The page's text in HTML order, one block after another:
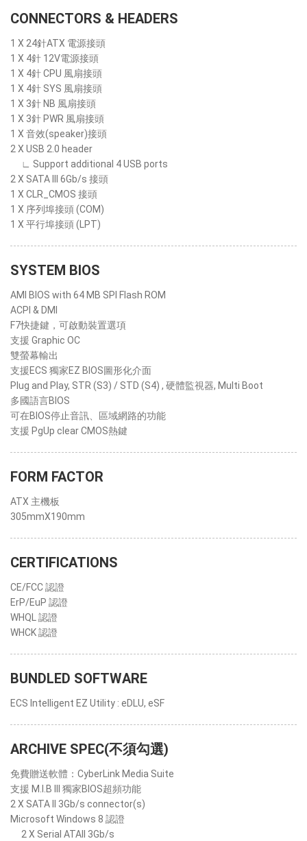
CONNECTORS & HEADERS
1 X 24針ATX 電源接頭
1 X 4針 12V電源接頭
1 X 4針 CPU 風扇接頭
1 X 4針 SYS 風扇接頭
1 X 3針 NB 風扇接頭
1 X 3針 PWR 風扇接頭
1 X 音效(speaker)接頭
2 X USB 2.0 header
∟ Support additional 4 USB ports
2 X SATA III 6Gb/s 接頭
1 X CLR_CMOS 接頭
1 X 序列埠接頭 (COM)
1 X 平行埠接頭 (LPT)
SYSTEM BIOS
AMI BIOS with 64 MB SPI Flash ROM
ACPI & DMI
F7快捷鍵，可啟動裝置選項
支援 Graphic OC
雙螢幕輸出
支援ECS 獨家EZ BIOS圖形化介面
Plug and Play, STR (S3) / STD (S4) , 硬體監視器, Multi Boot
多國語言BIOS
可在BIOS停止音訊、區域網路的功能
支援 PgUp clear CMOS熱鍵
FORM FACTOR
ATX 主機板
305mmX190mm
CERTIFICATIONS
CE/FCC 認證
ErP/EuP 認證
WHQL 認證
WHCK 認證
BUNDLED SOFTWARE
ECS Intelligent EZ Utility : eDLU, eSF
ARCHIVE SPEC(不須勾選)
免費贈送軟體：CyberLink Media Suite
支援 M.I.B III 獨家BIOS超頻功能
2 X SATA II 3Gb/s connector(s)
Microsoft Windows 8 認證
2 X Serial ATAII 3Gb/s